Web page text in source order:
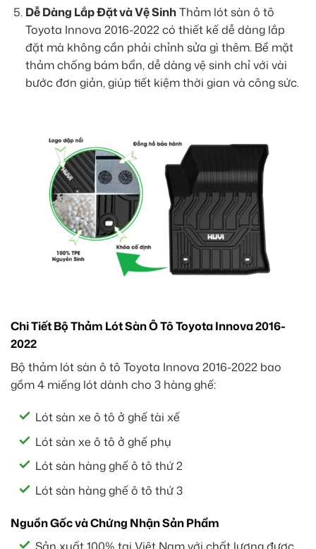
Dễ Dàng Lắp Đặt và Vệ SinhThảm lót sàn ô tô
Toyota Innova 2016-2022 có thiết kế dễ dàng lắp
đặt mà không cần phải chỉnh sửa gì thêm. Bề mặt
thảm chống bám bẩn, dễ dàng vệ sinh chỉ với vài
bước đơn giản, giúp tiết kiệm thời gian và công sức.
Chi Tiết Bộ Thảm Lót Sàn Ô Tô Toyota Innova 2016-
2022
Bộ thảm lót sàn ô tô Toyota Innova 2016-2022 bao
gồm 4 miếng lót dành cho 3 hàng ghế:
Lót sàn xe ô tô ở ghế tài xế
Lót sàn xe ô tô ở ghế phụ
Lót sàn hàng ghế ô tô thứ 2
Lót sàn hàng ghế ô tô thứ 3
Nguồn Gốc và Chứng Nhận Sản Phẩm
Sản xuất 100% tại Việt Nam với chất lượng được